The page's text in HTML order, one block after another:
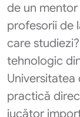
de un
profesorii de
care
tehnologic
Universitatea
practică
jucător